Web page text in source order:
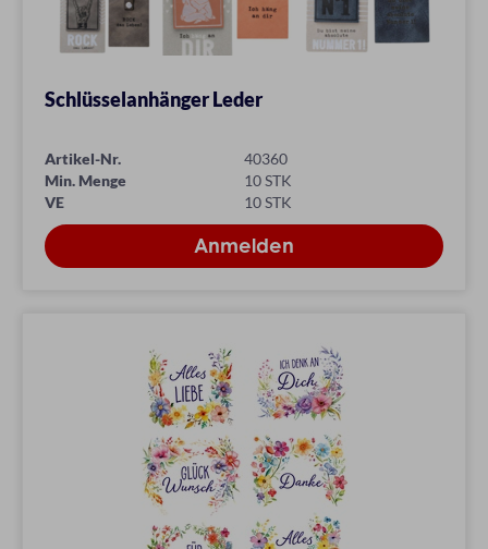
Schlüsselanhänger Leder
Artikel-Nr.
40360
Min. Menge
10 STK
VE
10 STK